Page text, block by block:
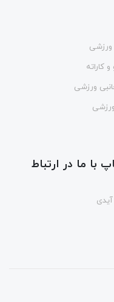
ورزشی
و کاراته
ورزشی
با ما در ارتباط
آیدی